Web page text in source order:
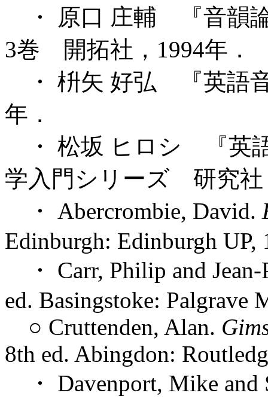
・ 原口 庄輔 『音韻
3巻 開拓社，1994年．
・ 枡矢 好弘 『英語
年．
・ 松坂 ヒロシ 『英
学入門シリーズ 研究社
・ Abercrombie, David.
Edinburgh: Edinburgh UP,
・ Carr, Philip and
ed. Basingstoke: Palgrave
○ Cruttenden, Alan.
8th ed. Abingdon:
・ Davenport, Mike and